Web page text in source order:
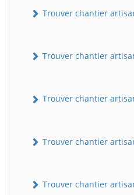
Trouver chantier
Trouver chantier
Trouver chantier
Trouver chantier
Trouver chantier